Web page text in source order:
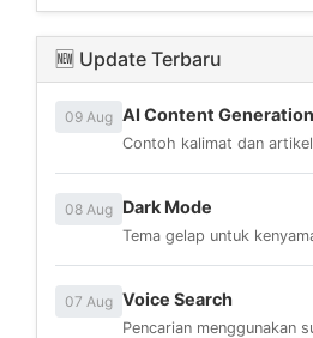
🆕 Update Terbaru
09 Aug AI Content Generation
Contoh kalimat dan
08 Aug Dark Mode
Tema gelap untuk
07 Aug Voice Search
Pencarian menggunakan